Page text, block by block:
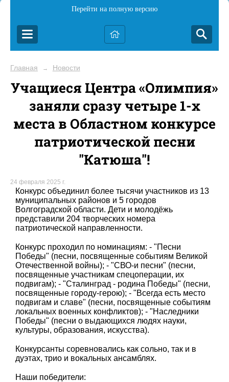
Перейти на полную версию
Главная → Новости
Учащиеся Центра «Олимпия»
заняли сразу четыре 1-х
места в Областном конкурсе
патриотической песни
"Катюша"!
24 февраля 2025 г.
Конкурс объединил более тысячи участников из 13
муниципальных районов и 5 городов
Волгоградской области. Дети и молодёжь
представили 204 творческих номера
патриотической направленности.
Конкурс проходил по номинациям: - "Песни
Победы" (песни, посвященные событиям Великой
Отечественной войны); - "СВО-и песни" (песни,
посвященные участникам спецоперации, их
подвигам); - "Сталинград - родина Победы" (песни,
посвященные городу-герою); - "Всегда есть место
подвигам и славе" (песни, посвященные событиям
локальных военных конфликтов); - "Наследники
Победы" (песни о выдающихся людях науки,
культуры, образования, искусства).
Конкурсанты соревновались как сольно, так и в
дуэтах, трио и вокальных ансамблях.
Наши победители: